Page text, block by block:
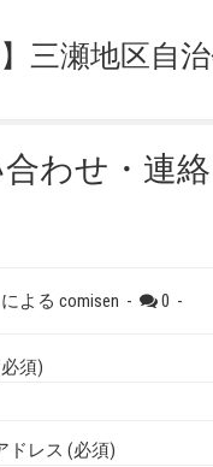
】三瀬地区自
合わせ・連
によるcomisen - 0 -
須)
ドレス (必須)